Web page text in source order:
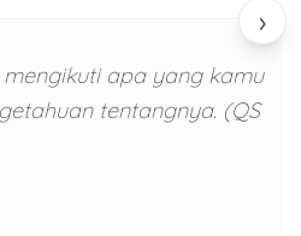
›
apa yang kamu
tentangnya. (QS